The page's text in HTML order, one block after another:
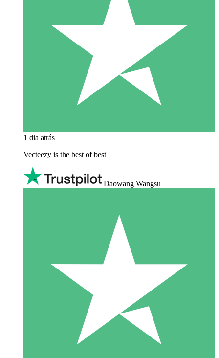
1 dia atrás
Vecteezy is the best of best
Daowang Wangsu